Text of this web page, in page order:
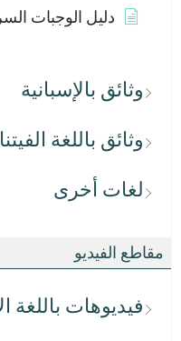
دليل الوجبات
وثائق بالإسبانية
وثائق باللغة
لغات أخرى
مقاطع الفيديو
فيديوهات باللغة